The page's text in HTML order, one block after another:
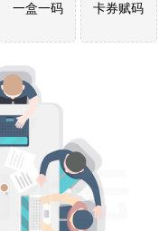
一盒一码 卡券赋码